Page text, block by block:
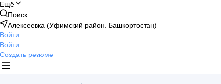
Ещё
Поиск
Алексеевка (Уфимский район, Башкортостан)
Войти
Войти
Создать резюме